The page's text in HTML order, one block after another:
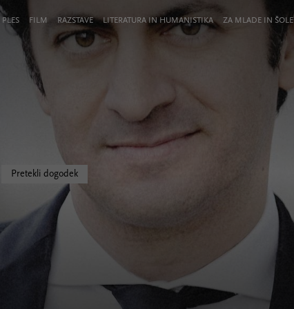
FILM RAZSTAVE LITERATURA IN HUMANISTIKA ZA MLADE IN ŠOLE
Pretekli dogodek